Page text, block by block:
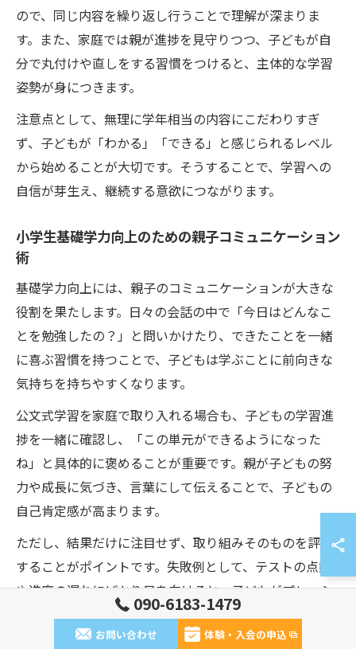
ので、同じ内容を繰り返し行うことで理解が深まりま
す。また、家庭では親が進捗を見守りつつ、子どもが自
分で丸付けや直しをする習慣をつけると、主体的な学習
姿勢が身につきます。
注意点として、無理に学年相当の内容にこだわりすぎ
ず、子どもが「わかる」「できる」と感じられるレベル
から始めることが大切です。そうすることで、学習への
自信が芽生え、継続する意欲につながります。
小学生基礎学力向上のための親子コミュニケーション
術
基礎学力向上には、親子のコミュニケーションが大きな
役割を果たします。日々の会話の中で「今日はどんなこ
とを勉強したの？」と問いかけたり、できたことを一緒
に喜ぶ習慣を持つことで、子どもは学ぶことに前向きな
気持ちを持ちやすくなります。
公文式学習を家庭で取り入れる場合も、子どもの学習進
捗を一緒に確認し、「この単元ができるようになった
ね」と具体的に褒めることが重要です。親が子どもの努
力や成長に気づき、言葉にして伝えることで、子どもの
自己肯定感が高まります。
ただし、結果だけに注目せず、取り組みそのものを評価
することがポイントです。失敗例として、テストの点数
や進度の遅れにばかり目を向けると、子どもがプレッシ
ャーを感じてしまうことがあります。成功例では、「毎
日続けているね」と継続の事実を認めることで、子ども
090-6183-1479
お問い合わせ 体験・入会の申込